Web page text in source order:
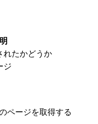
れたかどうか
ジ
ページを取得する